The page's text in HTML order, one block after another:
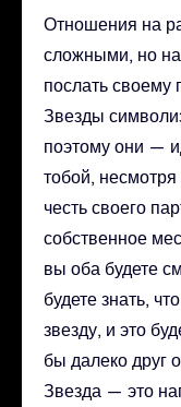
Отношения на
сложными, но
послать своему
Звезды
поэтому они —
тобой, несмотря
честь своего
собственное
вы оба будете
будете знать,
звезду, и это
бы далеко друг
Звезда — это